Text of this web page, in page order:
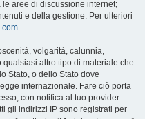
le aree di discussione internet;
e della gestione. Per ulteriori
.
volgarità, calunnia,
altro tipo di materiale che
Stato, o dello Stato dove
internazionale. Fare ciò porta
con notifica al tuo provider
gli indirizzi IP sono registrati per